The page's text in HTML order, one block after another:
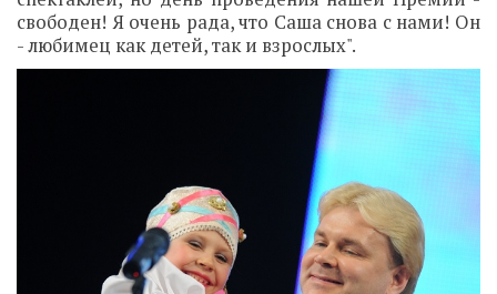
свободен! Я очень рада, что Саша снова с нами! Он
- любимец как детей, так и взрослых".